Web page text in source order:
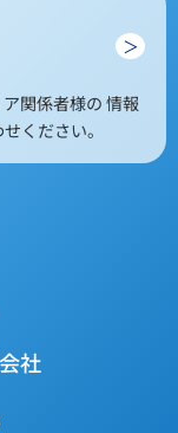
社
＞
関係者様の 情報
ください。